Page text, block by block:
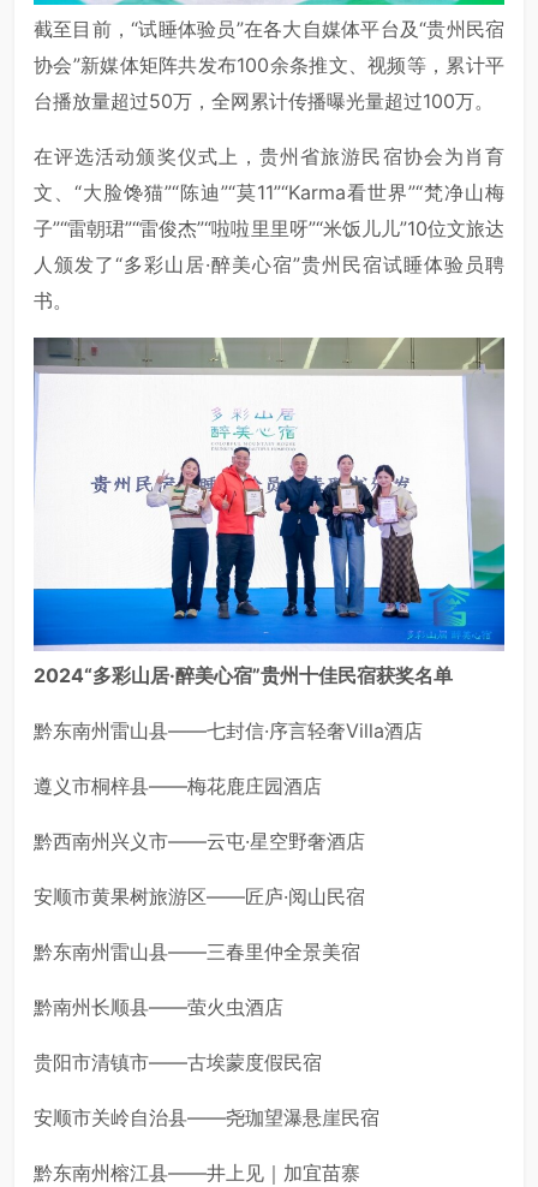
截至目前，“试睡体验员”在各大自媒体平台及“贵州民宿
协会”新媒体矩阵共发布100余条推文、视频等，累计平
台播放量超过50万，全网累计传播曝光量超过100万。
在评选活动颁奖仪式上，贵州省旅游民宿协会为肖育
文、“大脸馋猫”“陈迪”“莫11”“Karma看世界”“梵净山梅
子”“雷朝珺”“雷俊杰”“啦啦里里呀”“米饭儿儿”10位文旅达
人颁发了“多彩山居·醉美心宿”贵州民宿试睡体验员聘
书。
2024“多彩山居·醉美心宿”贵州十佳民宿获奖名单
黔东南州雷山县——七封信·序言轻奢Villa酒店
遵义市桐梓县——梅花鹿庄园酒店
黔西南州兴义市——云屯·星空野奢酒店
安顺市黄果树旅游区——匠庐·阅山民宿
黔东南州雷山县——三春里仲全景美宿
黔南州长顺县——萤火虫酒店
贵阳市清镇市——古埃蒙度假民宿
安顺市关岭自治县——尧珈望瀑悬崖民宿
黔东南州榕江县——井上见｜加宜苗寨